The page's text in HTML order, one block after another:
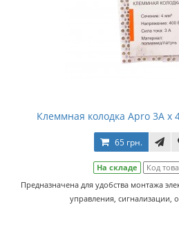
Клеммная колодка Apro 3A x
65 грн.
На складе Код
Предназначена для удобства монтажа
управления, сигнализации,